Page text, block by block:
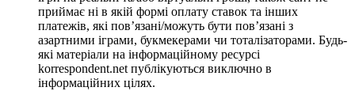
приймає ні в якій формі оплату ставок та інших
платежів, які пов’язані/можуть бути пов’язані з
азартними іграми, букмекерами чи тоталізаторами. Будь-
які матеріали на інформаційному ресурсі
korrespondent.net публікуються виключно в
інформаційних цілях.